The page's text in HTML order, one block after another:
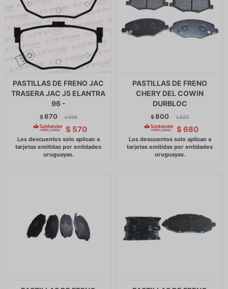
PASTILLAS DE FRENO JAC
TRASERA JAC J5 ELANTRA
96 -
$670 $ 686
$ 570
PASTILLAS DE FRENO
CHERY DEL COWIN
DURBLOC
$800 $ 820
$ 680